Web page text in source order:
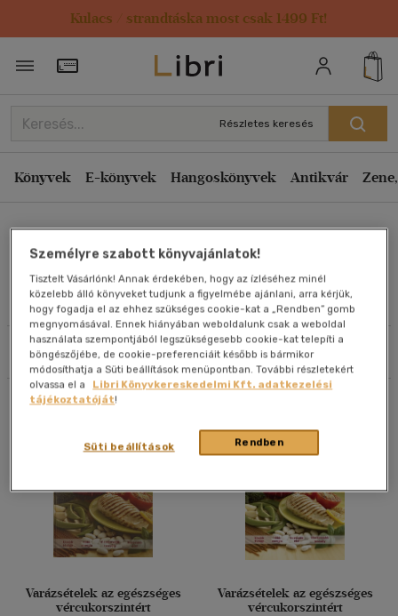
Kulacs / strandtáska most csak 1499 Ft!
Törzsvásárlói Kártya adatai
Részletes keresés
Könyvek E-könyvek Hangoskönyvek Antikvár
Diane Temple
Művei
Szűrés Rendezés
Rendezés
Kiadás éve szerint csökkenő
Ár szerint csökkenő
Eladott darabszám szerint csökkenő
Eladott darabszám szerint növekvő
Cím szerint A-Z
Szerző szerint A-Z
Megjelenítés
20 db / oldal
Alkalmaz
Varázsételek az egészséges
vércukorszintért
Varázsételek az egészséges
vércukorszintért
Személyre szabott könyvajánlatok!
Tisztelt Vásárlónk! Annak érdekében, hogy az ízléséhez minél
közelebb álló könyveket tudjunk a figyelmébe ajánlani, arra kérjük,
hogy fogadja el az ehhez szükséges cookie-kat a „Rendben” gomb
megnyomásával. Ennek hiányában weboldalunk csak a weboldal
használata szempontjából legszükségesebb cookie-kat telepíti a
böngészőjébe, de cookie-preferenciáit később is bármikor
módosíthatja a Süti beállítások menüpontban. További részletekért
olvassa el a
Libri Könyvkereskedelmi Kft. adatkezelési
tájékoztatóját!
Rendben
Süti beállítások